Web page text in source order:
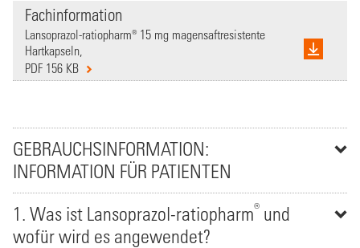
Fachinformation
Lansoprazol-ratiopharm® 15 mg magensaftresistente
Hartkapseln,
PDF 156 KB
GEBRAUCHSINFORMATION:
INFORMATION FÜR PATIENTEN
1. Was ist Lansoprazol-ratiopharm® und
wofür wird es angewendet?